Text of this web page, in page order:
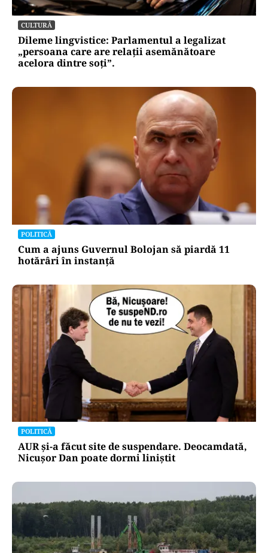
CULTURĂ
Dileme lingvistice: Parlamentul a legalizat
„persoana care are relații asemănătoare
acelora dintre soți”.
POLITICĂ
Cum a ajuns Guvernul Bolojan să piardă 11
hotărâri în instanță
POLITICĂ
AUR și-a făcut site de suspendare. Deocamdată,
Nicușor Dan poate dormi liniștit